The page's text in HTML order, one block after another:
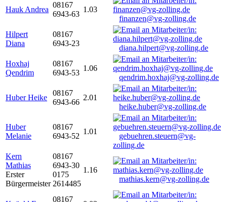
Hauk Andrea
08167
6943-63
1.03
finanzen@vg-zolling.de
Hilpert
Diana
08167
6943-23
diana.hilpert@vg-zolling.de
Hoxhaj
Qendrim
08167
6943-53
1.06
qendrim.hoxhaj@vg-zolling.de
Huber Heike
08167
6943-66
2.01
heike.huber@vg-zolling.de
Huber
Melanie
08167
6943-52
1.01
gebuehren.steuern@vg-
zolling.de
Kern
Mathias
Erster
Bürgermeister
08167
6943-30
0175
2614485
1.16
mathias.kern@vg-zolling.de
08167